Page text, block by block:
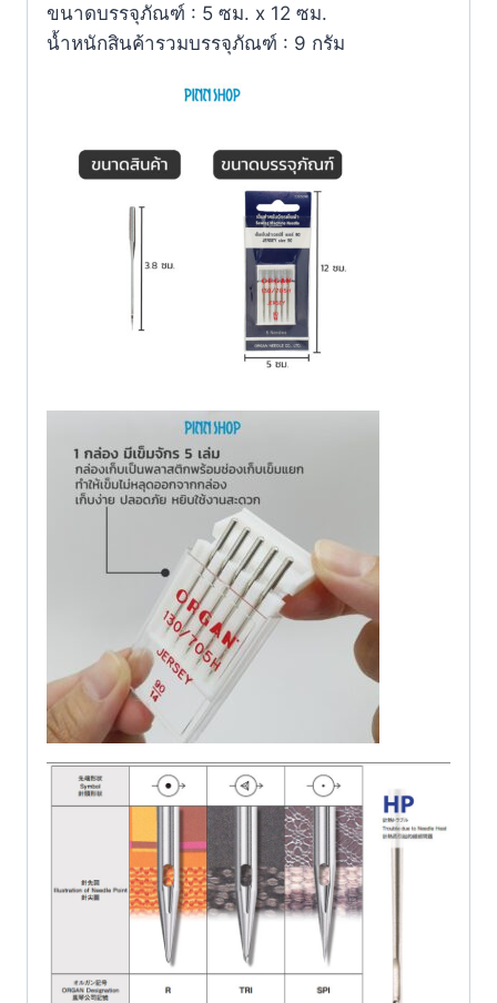
ขนาดบรรจุภัณฑ์ : 5 ซม. x 12 ซม.
น้ำหนักสินค้ารวมบรรจุภัณฑ์ : 9 กรัม